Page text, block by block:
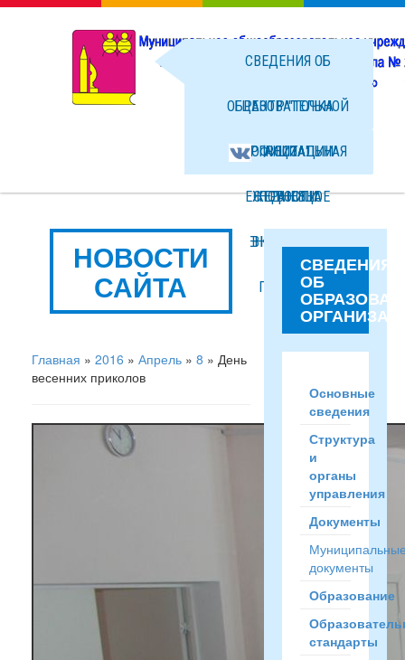
СВЕДЕНИЯ ОБ
ОБРАЗОВАТЕЛЬНОЙ
ОРГАНИЗАЦИИ
НОВОСТИ
ФАЙЛЫ
ЦЕНТР "ТОЧКА
РОСТА"
ЕЖЕДНЕВНОЕ
МЕНЮ ГОРЯЧЕГО
ПИТАНИЯ
ОФИЦИАЛЬНАЯ
СТРАНИЦА
ВКОНТАКТЕ
НОВОСТИ
САЙТА
Главная » 2016 » Апрель » 8 » День
весенних приколов
СВЕДЕНИЯ
ОБ
Основные
сведения
Структура
и
органы
управления
Документы
документы
Образование
стандарты